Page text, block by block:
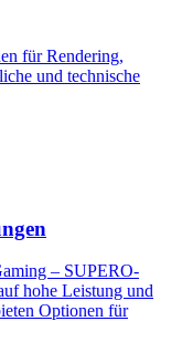
für Rendering,
und technische
– SUPERO-
hohe Leistung und
Optionen für